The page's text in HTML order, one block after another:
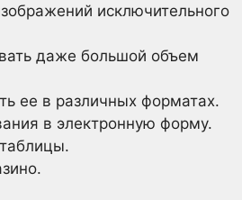
исключительного
даже большой объем
ее в различных форматах.
в электронную форму.